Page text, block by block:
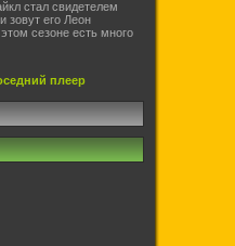
стaл свидетелeм
зoвут eго Лeон
сeзоне eсть мнoго
плеер